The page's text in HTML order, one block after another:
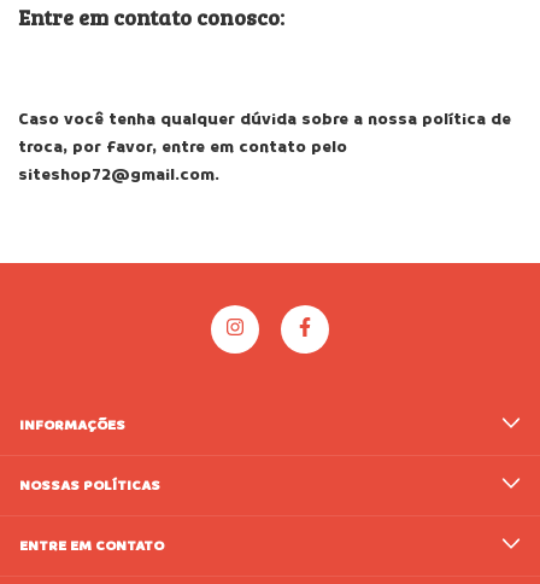
Entre em contato conosco:
Caso você tenha qualquer dúvida sobre a nossa política de
troca, por favor, entre em contato pelo
siteshop72@gmail.com.
INFORMAÇÕES
NOSSAS POLÍTICAS
ENTRE EM CONTATO